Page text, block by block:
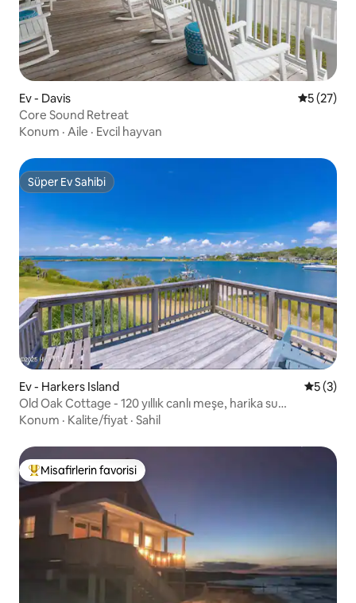
Ev - Davis 55 (27)
Core Sound Retreat
Konum · Aile · Evcil hayvan
Süper Ev Sahibi
Süper Ev Sahibi
Ev - Harkers Island 55 (3)
Old Oak Cottage - 120 yıllık canlı meşe, harika su
manzaraları!
Konum · Kalite/fiyat · Sahil
Misafirlerin favorilerinden en beğenilenler arasında
Misafirlerin favorisi